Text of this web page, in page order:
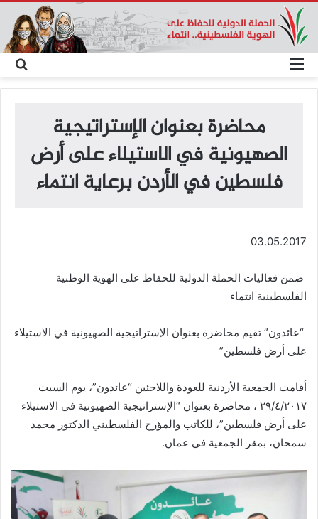
عن
القائمة
محاضرة بعنوان الإستراتيجية
الصهيونية في الاستيلاء على أرض
فلسطين في الأردن برعاية انتماء
03.05.2017
ضمن فعاليات الحملة الدولية للحفاظ على الهوية الوطنية
الفلسطينية انتماء
“عائدون” تقيم محاضرة بعنوان الإستراتيجية الصهيونية في الاستيلاء
على أرض فلسطين”
أقامت الجمعية الأردنية للعودة واللاجئين “عائدون”، يوم السبت
٢٩/٤/٢٠١٧ ، محاضرة بعنوان “الإستراتيجية الصهيونية في الاستيلاء
على أرض فلسطين”، للكاتب والمؤرخ الفلسطيني الدكتور محمد
سمحان، بمقر الجمعية في عمان.